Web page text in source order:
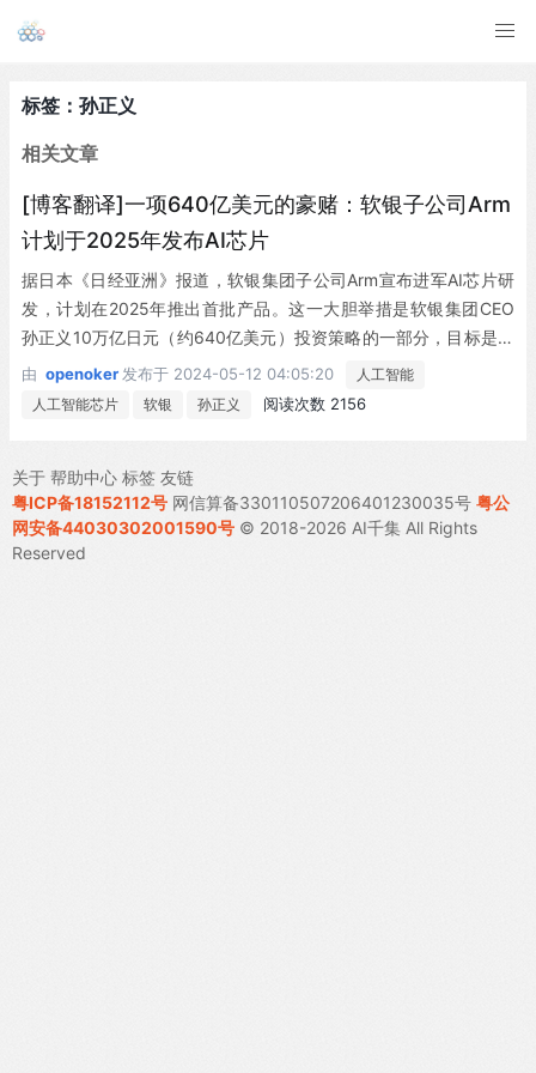
标签：孙正义
相关文章
[博客翻译]一项640亿美元的豪赌：软银子公司Arm
计划于2025年发布AI芯片
据日本《日经亚洲》报道，软银集团子公司Arm宣布进军AI芯片研
发，计划在2025年推出首批产品。这一大胆举措是软银集团CEO
孙正义10万亿日元（约640亿美元）投资策略的一部分，目标是将
公司转型成为AI领域的领军者。
由 openoker 发布于 2024-05-12 04:05:20
人工智能
人工智能芯片
软银 孙正义 阅读次数 2156
关于 帮助中心 标签 友链
粤ICP备18152112号 网信算备330110507206401230035号 粤公
网安备44030302001590号 © 2018-2026 AI千集 All Rights
Reserved